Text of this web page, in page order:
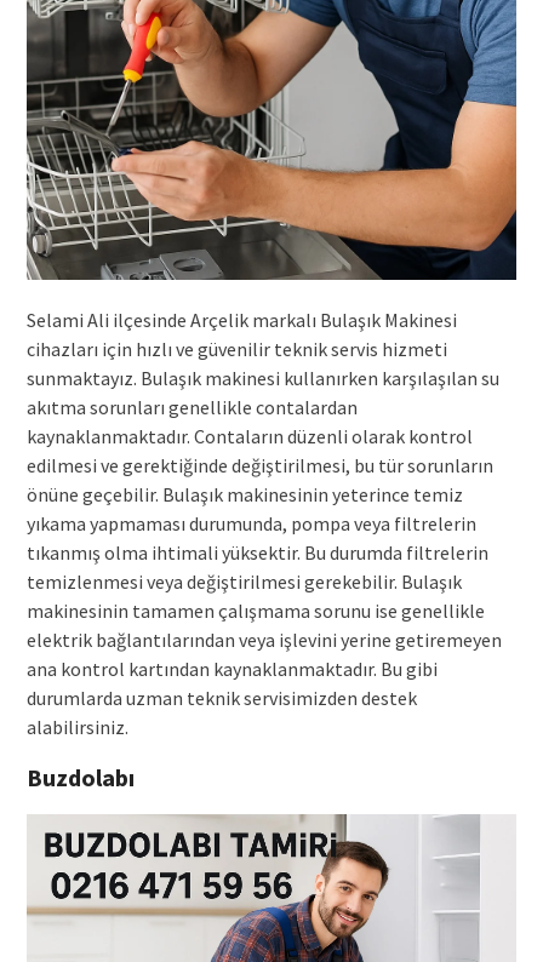
Selami Ali ilçesinde Arçelik markalı Bulaşık Makinesi
cihazları için hızlı ve güvenilir teknik servis hizmeti
sunmaktayız. Bulaşık makinesi kullanırken karşılaşılan su
akıtma sorunları genellikle contalardan
kaynaklanmaktadır. Contaların düzenli olarak kontrol
edilmesi ve gerektiğinde değiştirilmesi, bu tür sorunların
önüne geçebilir. Bulaşık makinesinin yeterince temiz
yıkama yapmaması durumunda, pompa veya filtrelerin
tıkanmış olma ihtimali yüksektir. Bu durumda filtrelerin
temizlenmesi veya değiştirilmesi gerekebilir. Bulaşık
makinesinin tamamen çalışmama sorunu ise genellikle
elektrik bağlantılarından veya işlevini yerine getiremeyen
ana kontrol kartından kaynaklanmaktadır. Bu gibi
durumlarda uzman teknik servisimizden destek
alabilirsiniz.
Buzdolabı